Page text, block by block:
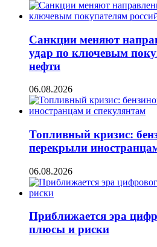
Санкции меняют
удар по ключевым
нефти
06.08.2026
Топливный кризис:
перекрыли
06.08.2026
Приближается эра
плюсы и риски